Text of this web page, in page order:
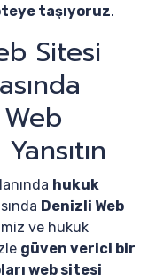
taşıyoruz.
Sitesi
hukuk
Denizli Web
ve hukuk
güven verici bir
web sitesi